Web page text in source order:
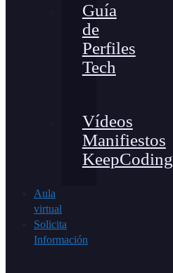
Guía
de
Perfiles
Tech
Vídeos
Manifiestos
KeepCoding
Aula
virtual
Solicita
Información